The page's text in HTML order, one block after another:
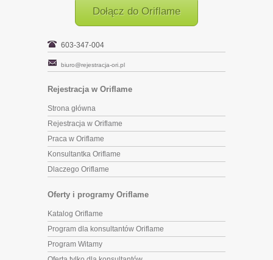
Dołącz do Oriflame
603-347-004
biuro@rejestracja-ori.pl
Rejestracja w Oriflame
Strona główna
Rejestracja w Oriflame
Praca w Oriflame
Konsultantka Oriflame
Dlaczego Oriflame
Oferty i programy Oriflame
Katalog Oriflame
Program dla konsultantów Oriflame
Program Witamy